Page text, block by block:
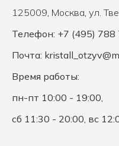
125009, Москва, ул.
Телефон: +7 (495)
Почта:
Время работы:
пн-пт 10:00 - 19:00,
сб 11:30 - 20:00, вс